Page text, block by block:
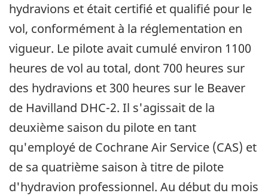
hydravions et était certifié et qualifié pour le
vol, conformément à la réglementation en
vigueur. Le pilote avait cumulé environ 1100
heures de vol au total, dont 700 heures sur
des hydravions et 300 heures sur le Beaver
de Havilland DHC-2. Il s'agissait de la
deuxième saison du pilote en tant
qu'employé de Cochrane Air Service (CAS) et
de sa quatrième saison à titre de pilote
d'hydravion professionnel. Au début du mois